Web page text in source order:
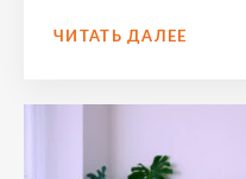
ЧИТАТЬ ДАЛЕЕ
КЛЮЧ